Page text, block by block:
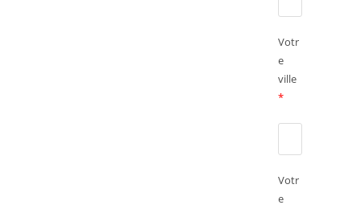
Votr
e
ville
*
Votr
e